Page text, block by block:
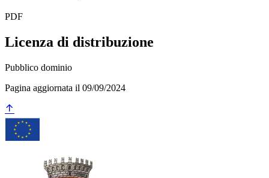
PDF
Licenza di distribuzione
Pubblico dominio
Pagina aggiornata il 09/09/2024